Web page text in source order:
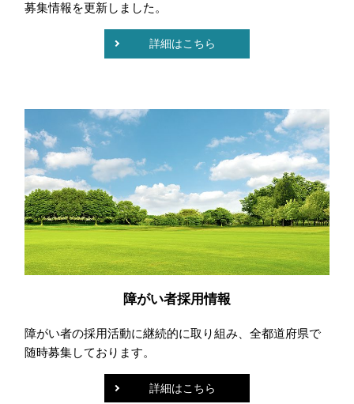
募集情報を更新しました。
詳細はこちら
障がい者採用情報
障がい者の採用活動に継続的に取り組み、全都道府県で
随時募集しております。
詳細はこちら